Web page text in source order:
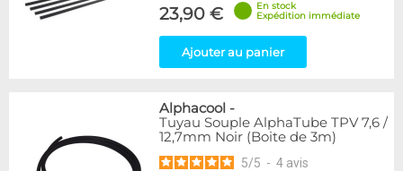
23,90 €
En stock
Expédition immédiate
Ajouter au panier
Alphacool -
Tuyau Souple AlphaTube TPV 7,6 /
12,7mm Noir (Boite de 3m)
5/5 - 4 avis